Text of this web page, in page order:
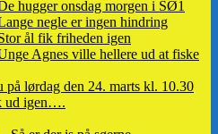
hugger onsdag morgen i SØ1
negle er ingen hindring
ål fik friheden igen
Agnes ville hellere ud at fiske
lørdag den 24. marts kl. 10.30
ud igen….